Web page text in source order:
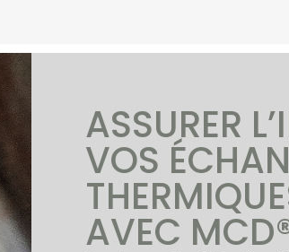
ASSURER
VOS
AVEC